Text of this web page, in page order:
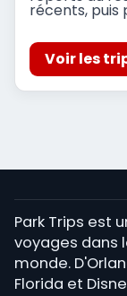
récents,
Voir les
Park Trips est
voyages dans
monde.
Florida et